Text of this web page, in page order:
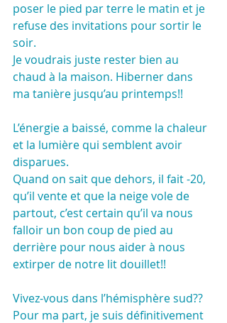
poser le pied par terre le matin et je
refuse des invitations pour sortir le
soir.
Je voudrais juste rester bien au
chaud à la maison. Hiberner dans
ma tanière jusqu’au printemps!!
L’énergie a baissé, comme la chaleur
et la lumière qui semblent avoir
disparues.
Quand on sait que dehors, il fait -20,
qu’il vente et que la neige vole de
partout, c’est certain qu’il va nous
falloir un bon coup de pied au
derrière pour nous aider à nous
extirper de notre lit douillet!!
Vivez-vous dans l’hémisphère sud??
Pour ma part, je suis définitivement